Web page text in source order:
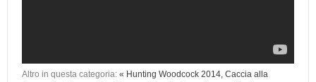
Altro in questa categoria: « Hunting Woodcock 2014, Caccia alla